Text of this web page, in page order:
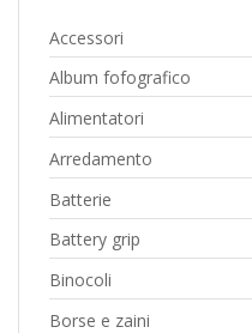
Accessori
Album fofografico
Alimentatori
Arredamento
Batterie
Battery grip
Binocoli
Borse e zaini